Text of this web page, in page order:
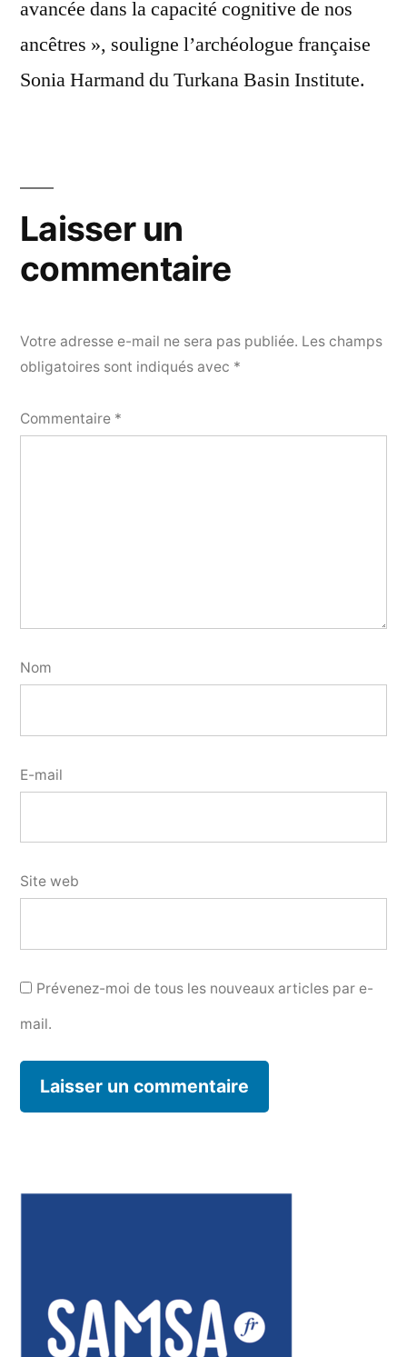
avancée dans la capacité cognitive de nos
ancêtres », souligne l’archéologue française
Sonia Harmand du Turkana Basin Institute.
Laisser un
commentaire
Votre adresse e-mail ne sera pas publiée. Les champs
obligatoires sont indiqués avec *
Commentaire *
Nom
E-mail
Site web
Prévenez-moi de tous les nouveaux articles par e-
mail.